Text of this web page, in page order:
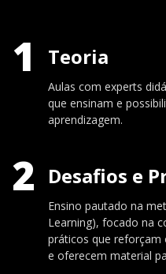
1 Teoria
Aulas com experts
que ensinam e
aprendizagem.
2 Desafios e
Ensino pautado na
Learning), focado na
práticos que reforçam
e oferecem material